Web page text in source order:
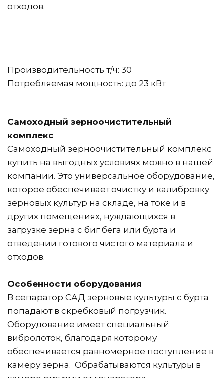
отходов.
Производительность т/ч: 30
Потребляемая мощность: до 23 кВт
Самоходный зерноочистительный
комплекс
Самоходный зерноочистительный комплекс
купить на выгодных условиях можно в нашей
компании. Это универсальное оборудование,
которое обеспечивает очистку и калибровку
зерновых культур на складе, на токе и в
других помещениях, нуждающихся в
загрузке зерна с биг бега или бурта и
отведении готового чистого материала и
отходов.
Особенности оборудования
В сепаратор САД зерновые культуры с бурта
попадают в скребковый погрузчик.
Оборудование имеет специальный
вибролоток, благодаря которому
обеспечивается равномерное поступление в
камеру зерна.  Обрабатываются культуры в